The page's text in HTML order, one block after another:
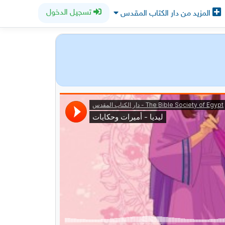
المزيد من دار الكتاب المقدس تسجيل الدخول